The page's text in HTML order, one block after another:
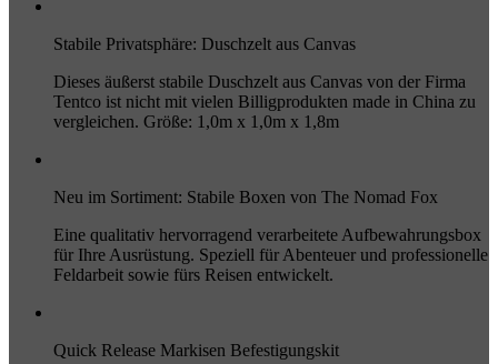
Stabile Privatsphäre: Duschzelt aus Canvas
Dieses äußerst stabile Duschzelt aus Canvas von der Firma
Tentco ist nicht mit vielen Billigprodukten made in China zu
vergleichen. Größe: 1,0m x 1,0m x 1,8m
Neu im Sortiment: Stabile Boxen von The Nomad Fox
Eine qualitativ hervorragend verarbeitete Aufbewahrungsbox
für Ihre Ausrüstung. Speziell für Abenteuer und professionelle
Feldarbeit sowie fürs Reisen entwickelt.
Quick Release Markisen Befestigungskit